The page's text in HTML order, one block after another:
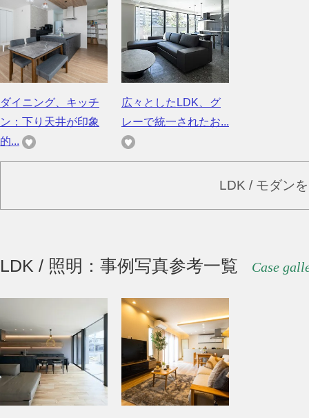
ダイニング、キッチ
ン：下り天井が印象
的...
広々としたLDK、グ
レーで統一されたお...
LDK / モダン
LDK / 照明：事例写真参考一覧 Case